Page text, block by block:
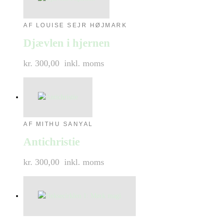
AF LOUISE SEJR HØJMARK
Djævlen i hjernen
kr. 300,00 inkl. moms
AF MITHU SANYAL
Antichristie
kr. 300,00 inkl. moms